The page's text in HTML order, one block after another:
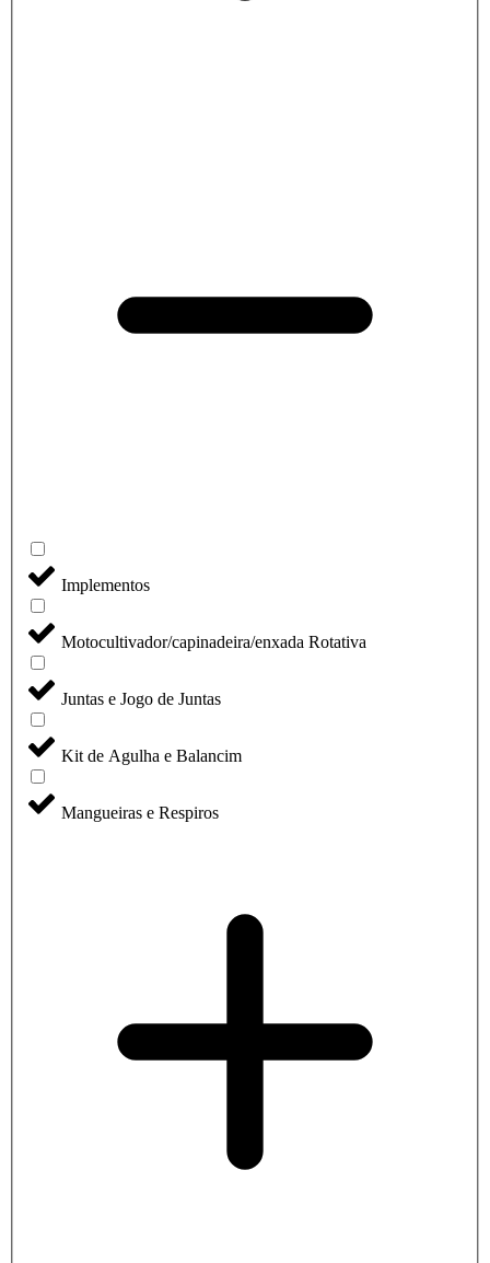
Implementos
Motocultivador/capinadeira/enxada Rotativa
Juntas e Jogo de Juntas
Kit de Agulha e Balancim
Mangueiras e Respiros